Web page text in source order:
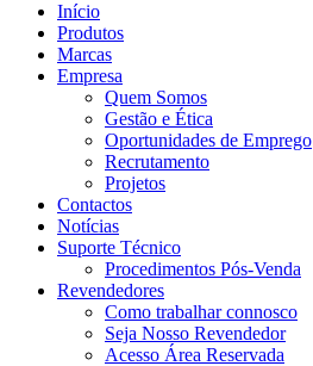
Início
Produtos
Marcas
Empresa
Quem Somos
Gestão e Ética
Oportunidades de Emprego
Recrutamento
Projetos
Contactos
Notícias
Suporte Técnico
Procedimentos Pós-Venda
Revendedores
Como trabalhar connosco
Seja Nosso Revendedor
Acesso Área Reservada